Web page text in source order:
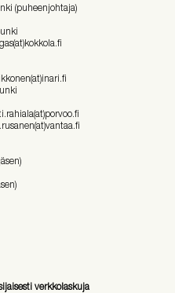
(puheenjohtaja)
verkkolaskuja